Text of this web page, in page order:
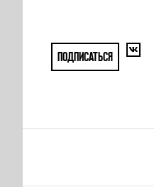
ПОДПИСАТЬСЯ